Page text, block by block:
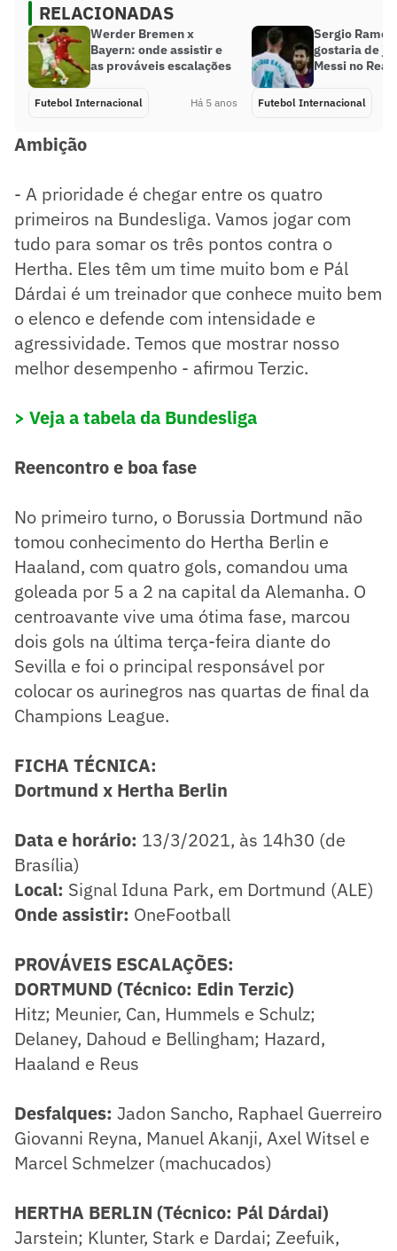
RELACIONADAS
Werder Bremen x
Bayern: onde assistir e
as prováveis escalações
Futebol Internacional Há 5 anos
Sergio
gostaria de
Messi no
Futebol Internacional
Ambição
- A prioridade é chegar entre os quatro
primeiros na Bundesliga. Vamos jogar com
tudo para somar os três pontos contra o
Hertha. Eles têm um time muito bom e Pál
Dárdai é um treinador que conhece muito bem
o elenco e defende com intensidade e
agressividade. Temos que mostrar nosso
melhor desempenho - afirmou Terzic.
> Veja a tabela da Bundesliga
Reencontro e boa fase
No primeiro turno, o Borussia Dortmund não
tomou conhecimento do Hertha Berlin e
Haaland, com quatro gols, comandou uma
goleada por 5 a 2 na capital da Alemanha. O
centroavante vive uma ótima fase, marcou
dois gols na última terça-feira diante do
Sevilla e foi o principal responsável por
colocar os aurinegros nas quartas de final da
Champions League.
FICHA TÉCNICA:
Dortmund x Hertha Berlin
Data e horário: 13/3/2021, às 14h30 (de
Brasília)
Local: Signal Iduna Park, em Dortmund (ALE)
Onde assistir: OneFootball
PROVÁVEIS ESCALAÇÕES:
DORTMUND (Técnico: Edin Terzic)
Hitz; Meunier, Can, Hummels e Schulz;
Delaney, Dahoud e Bellingham; Hazard,
Haaland e Reus
Desfalques: Jadon Sancho, Raphael Guerreiro
Giovanni Reyna, Manuel Akanji, Axel Witsel e
Marcel Schmelzer (machucados)
HERTHA BERLIN (Técnico: Pál Dárdai)
Jarstein; Klunter, Stark e Dardai; Zeefuik,